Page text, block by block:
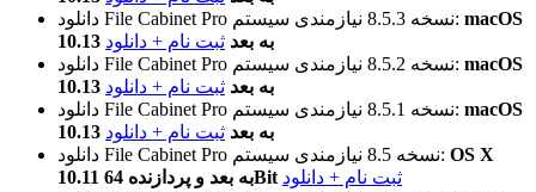
دانلود File Cabinet Pro
نسخه 8.5.3نیازمندی سیستم: macOS
10.13 به بعد ثبت نام + دانلود
دانلود File Cabinet Pro
نسخه 8.5.2نیازمندی سیستم: macOS
10.13 به بعد ثبت نام + دانلود
دانلود File Cabinet Pro
نسخه 8.5.1نیازمندی سیستم: macOS
10.13 به بعد ثبت نام + دانلود
دانلود File Cabinet Pro
نسخه 8.5نیازمندی سیستم: OS X
10.11 به بعد و پردازنده 64Bit ثبت نام + دانلود